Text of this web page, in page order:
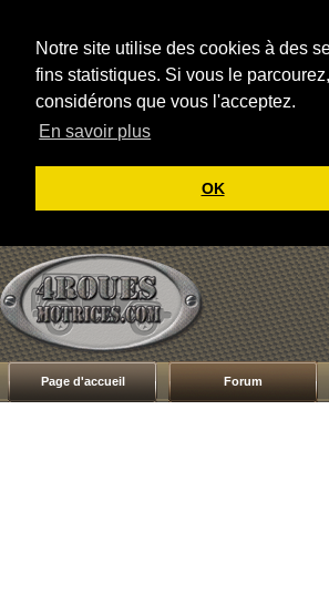
Notre site utilise des cookies à des
fins statistiques. Si vous le
considérons que vous l'acceptez.
En savoir plus
OK
Page d'accueil Forum